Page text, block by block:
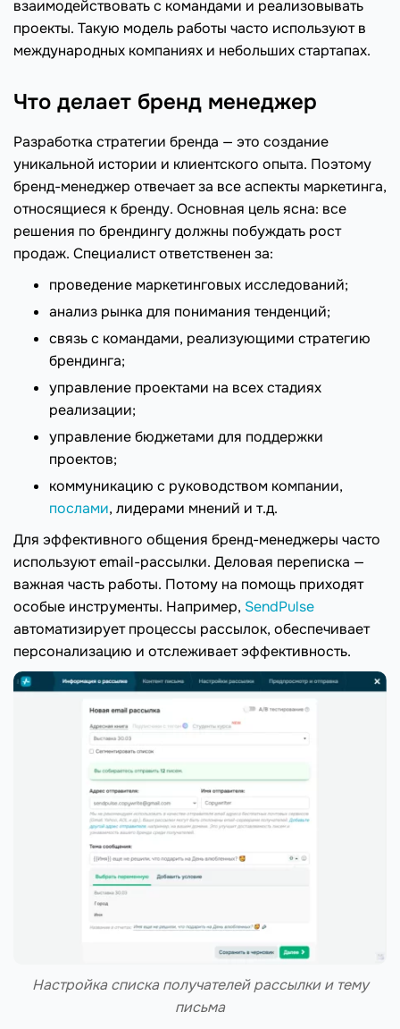
взаимодействовать с командами и реализовывать
проекты. Такую модель работы часто используют в
международных компаниях и небольших стартапах.
Что делает бренд менеджер
Разработка стратегии бренда — это создание
уникальной истории и клиентского опыта. Поэтому
бренд-менеджер отвечает за все аспекты маркетинга,
относящиеся к бренду. Основная цель ясна: все
решения по брендингу должны побуждать рост
продаж. Специалист ответственен за:
проведение маркетинговых исследований;
анализ рынка для понимания тенденций;
связь с командами, реализующими стратегию
брендинга;
управление проектами на всех стадиях
реализации;
управление бюджетами для поддержки
проектов;
коммуникацию с руководством компании,
послами, лидерами мнений и т.д.
Для эффективного общения бренд-менеджеры часто
используют email-рассылки. Деловая переписка —
важная часть работы. Потому на помощь приходят
особые инструменты. Например, SendPulse
автоматизирует процессы рассылок, обеспечивает
персонализацию и отслеживает эффективность.
Настройка списка получателей рассылки и тему
письма